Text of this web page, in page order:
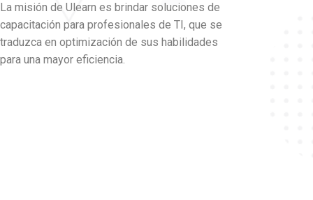
La misión de Ulearn es brindar soluciones de
capacitación para profesionales de TI, que se
traduzca en optimización de sus habilidades
para una mayor eficiencia.